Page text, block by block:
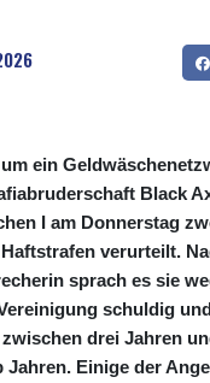
ein
Black
I am Donnerstag
verurteilt.
sprach es sie
schuldig
drei Jahren
Jahren. Einige der